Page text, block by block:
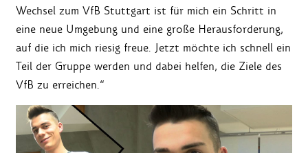
Wechsel zum VfB Stuttgart ist für mich ein Schritt in
eine neue Umgebung und eine große Herausforderung,
auf die ich mich riesig freue. Jetzt möchte ich schnell ein
Teil der Gruppe werden und dabei helfen, die Ziele des
VfB zu erreichen.“